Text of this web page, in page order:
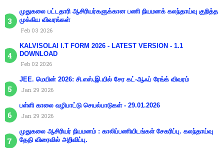
முதுகலை பட்டதாரி ஆசிரியர்களுக்கான பணி நியமனக் கலந்தாய்வு குறித்த
முக்கிய விவரங்கள்
Feb 03 2026
KALVISOLAI I.T FORM 2026 - LATEST VERSION - 1.1
DOWNLOAD
Feb 02 2026
JEE. மெயின் 2026: சி.எஸ்.இ.யில் சேர கட்-ஆஃப் ரேங்க் விவரம்
Jan 29 2026
பள்ளி காலை வழிபாட்டு செயல்பாடுகள் - 29.01.2026
Jan 29 2026
முதுகலை ஆசிரியர் நியமனம் : காலிப்பணியிடங்கள் சேகரிப்பு. கலந்தாய்வு
தேதி விரைவில் அறிவிப்பு.